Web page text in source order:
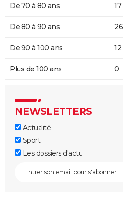
De 70 à 80 ans 17
De 80 à 90 ans 26
De 90 à 100 ans 12
Plus de 100 ans 0
NEWSLETTERS
Actualité
Sport
Les dossiers d'actu